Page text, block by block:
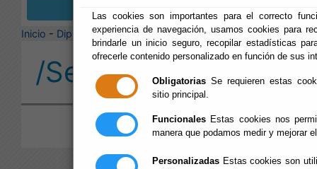
Las cookies son importantes para el correcto
experiencia de navegación, usamos cookies para
brindarle un inicio seguro, recopilar estadísticas
ofrecerle contenido personalizado en función de sus
Obligatorias Se requieren estas
sitio principal.
Funcionales Estas cookies nos
manera que podamos medir y mejorar
Personalizadas Estas cookies son
Inicio - Diputación -
/Servicios/